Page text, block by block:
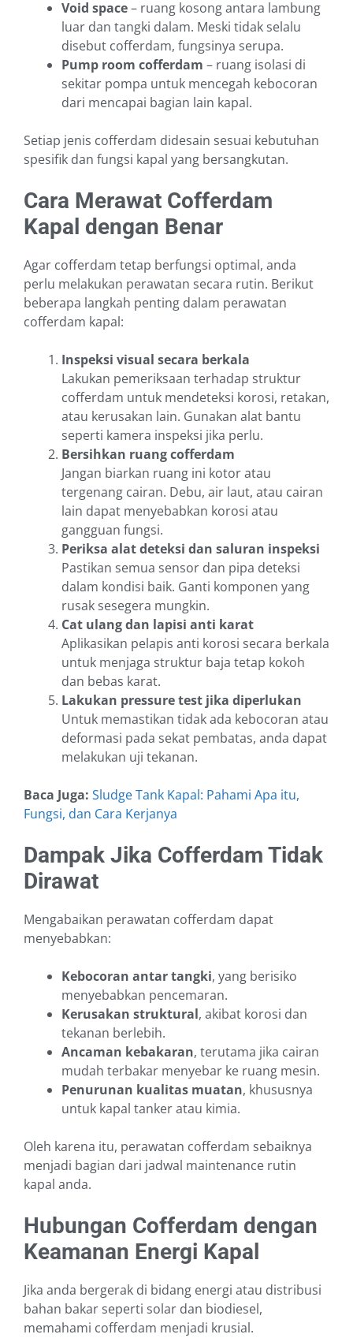
Void space– ruang kosong antara lambung
luar dan tangki dalam. Meski tidak selalu
disebut cofferdam, fungsinya serupa.
Pump room cofferdam – ruang isolasi di
sekitar pompa untuk mencegah kebocoran
dari mencapai bagian lain kapal.
Setiap jenis cofferdam didesain sesuai kebutuhan
spesifik dan fungsi kapal yang bersangkutan.
Cara Merawat Cofferdam
Kapal dengan Benar
Agar cofferdam tetap berfungsi optimal, anda
perlu melakukan perawatan secara rutin. Berikut
beberapa langkah penting dalam perawatan
cofferdam kapal:
Inspeksi visual secara berkala
Lakukan pemeriksaan terhadap struktur
cofferdam untuk mendeteksi korosi, retakan,
atau kerusakan lain. Gunakan alat bantu
seperti kamera inspeksi jika perlu.
Bersihkan ruang cofferdam
Jangan biarkan ruang ini kotor atau
tergenang cairan. Debu, air laut, atau cairan
lain dapat menyebabkan korosi atau
gangguan fungsi.
Periksa alat deteksi dan saluran inspeksi
Pastikan semua sensor dan pipa deteksi
dalam kondisi baik. Ganti komponen yang
rusak sesegera mungkin.
Cat ulang dan lapisi anti karat
Aplikasikan pelapis anti korosi secara berkala
untuk menjaga struktur baja tetap kokoh
dan bebas karat.
Lakukan pressure test jika diperlukan
Untuk memastikan tidak ada kebocoran atau
deformasi pada sekat pembatas, anda dapat
melakukan uji tekanan.
Baca Juga: Sludge Tank Kapal: Pahami Apa itu,
Fungsi, dan Cara Kerjanya
Dampak Jika Cofferdam Tidak
Dirawat
Mengabaikan perawatan cofferdam dapat
menyebabkan:
Kebocoran antar tangki, yang berisiko
menyebabkan pencemaran.
Kerusakan struktural, akibat korosi dan
tekanan berlebih.
Ancaman kebakaran, terutama jika cairan
mudah terbakar menyebar ke ruang mesin.
Penurunan kualitas muatan, khususnya
untuk kapal tanker atau kimia.
Oleh karena itu, perawatan cofferdam sebaiknya
menjadi bagian dari jadwal maintenance rutin
kapal anda.
Hubungan Cofferdam dengan
Keamanan Energi Kapal
Jika anda bergerak di bidang energi atau distribusi
bahan bakar seperti solar dan biodiesel,
memahami cofferdam menjadi krusial.